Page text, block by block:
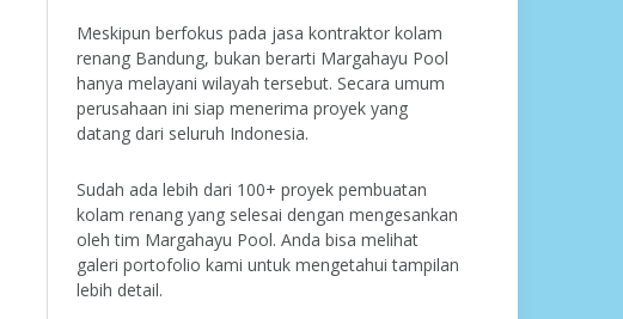
Meskipun berfokus pada jasa kontraktor kolam
renang Bandung, bukan berarti Margahayu Pool
hanya melayani wilayah tersebut. Secara umum
perusahaan ini siap menerima proyek yang
datang dari seluruh Indonesia.
Sudah ada lebih dari 100+ proyek pembuatan
kolam renang yang selesai dengan mengesankan
oleh tim Margahayu Pool. Anda bisa melihat
galeri portofolio kami untuk mengetahui tampilan
lebih detail.